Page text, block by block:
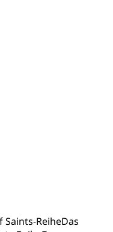
Saints-ReiheDas